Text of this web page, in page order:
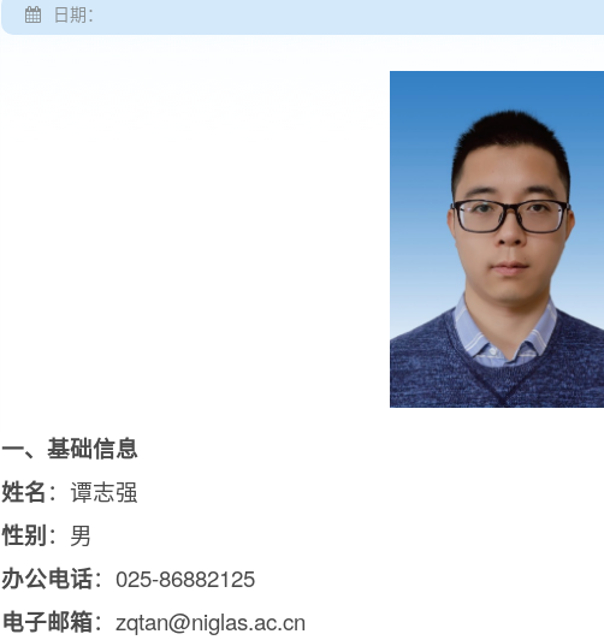
日期：
一、基础信息
姓名：谭志强
性别：男
办公电话： 025-86882125
电子邮箱： zqtan@niglas.ac.cn